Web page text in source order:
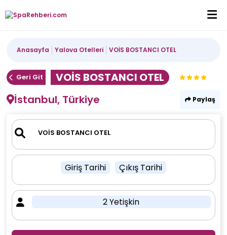
Anasayfa Yalova Otelleri VOİS BOSTANCI OTEL
Geri Git
VOİS BOSTANCI OTEL
İstanbul, Türkiye
Paylaş
Giriş Tarihi Çıkış Tarihi
2 Yetişkin